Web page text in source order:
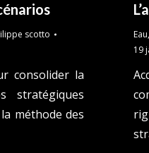
scotto
consolider la
stratégiques
méthode des
Eau,
19